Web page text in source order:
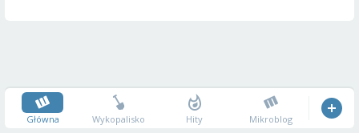
Główna Wykopalisko Hity Mikroblog